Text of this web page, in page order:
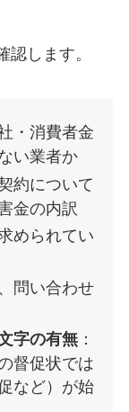
します。
・消費者金
い業者か
約について
金の内訳
められてい
問い合わせ
字の有無 ：
督促状では
など）が始